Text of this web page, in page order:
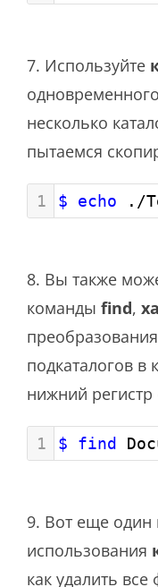
7. Используйте
несколько
пытаемся
1 $ echo ./
8. Вы также
команды find,
подкаталогов в
нижний
1 $ find
9. Вот еще
использования
как удалить